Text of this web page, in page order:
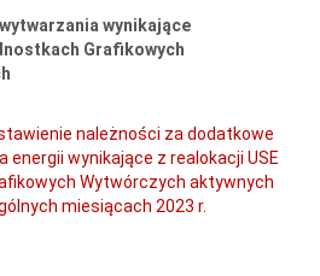
wynikające
Grafikowych
należności za dodatkowe
energii wynikające z realokacji USE
Wytwórczych aktywnych
miesiącach 2023 r.